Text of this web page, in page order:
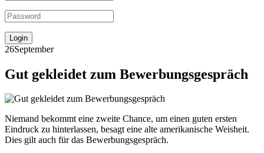
26September
Gut gekleidet zum Bewerbungsgespräch
Niemand bekommt eine zweite Chance, um einen guten ersten
Eindruck zu hinterlassen, besagt eine alte amerikanische Weisheit.
Dies gilt auch für das Bewerbungsgespräch.